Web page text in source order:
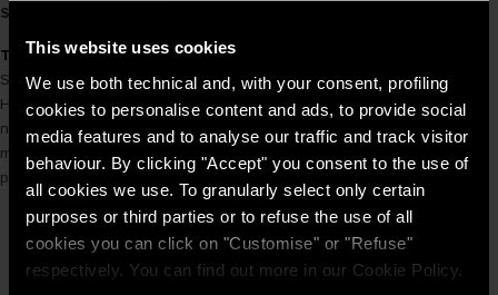
This website uses cookies
We use both technical and, with your consent, profiling
cookies to personalise content and ads, to provide social
media features and to analyse our traffic and track visitor
behaviour. By clicking "Accept" you consent to the use of
all cookies we use. To granularly select only certain
purposes or third parties or to refuse the use of all
cookies you can click on "Customise" or "Refuse"
respectively. You can find out more in our Cookie Policy.
SH 2.5 FE
Thông tin dự án
Sun Grand City Ancora Residence sở hữu tầm nhìn panorama sông
Hồng cùng vị trí đắc địa ngay tại trung tâm phố cổ Hà Nội. Không chỉ
nằm tại vị trí đẹp bậc nhất thủ đô, Ancora Residence còn mang đến
một hệ thống tiện ích theo tiêu chuẩn nghỉ dưỡng với đầy đủ các
phân khu dành cho mọi lứa tuổi.